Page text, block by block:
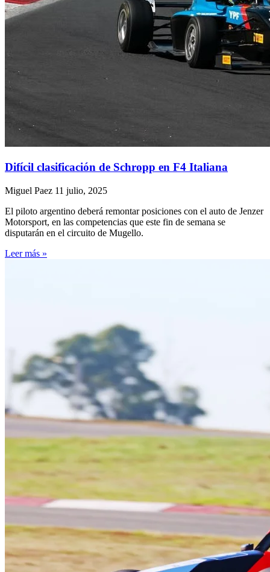
Difícil clasificación de Schropp en F4 Italiana
Miguel Paez 11 julio, 2025
El piloto argentino deberá remontar posiciones con el auto de Jenzer
Motorsport, en las competencias que este fin de semana se
disputarán en el circuito de Mugello.
Leer más »